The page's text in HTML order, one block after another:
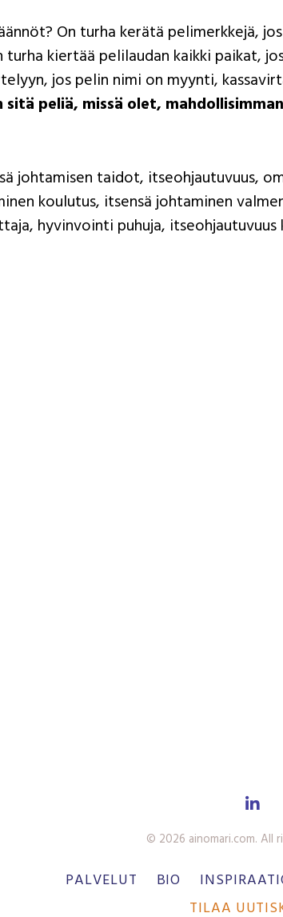
On turha kerätä pelimerkkejä,
kiertää pelilaudan kaikki paikat,
jos pelin nimi on myynti,
peliä, missä olet,
johtamisen taidot, itseohjautuvuus,
koulutus, itsensä johtaminen
hyvinvointi puhuja, itseohjautuvuus
© 2026 ainomari.com. All
PALVELUT BIO
TILAA